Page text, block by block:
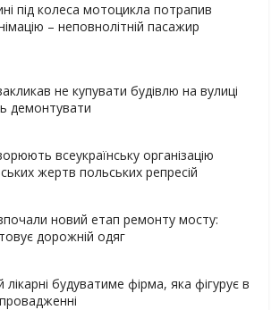
під колеса мотоцикла потрапив
– неповнолітній пасажир
не купувати будівлю на вулиці
демонтувати
всеукраїнську організацію
жертв польських репресій
новий етап ремонту мосту:
дорожній одяг
лікарні будуватиме фірма, яка фігурує в